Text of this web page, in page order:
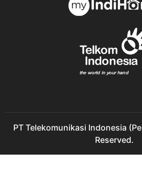
PT Telekomunikasi Indonesia
Reserved.